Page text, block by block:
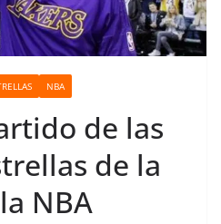
NBA
de las
de la
NBA